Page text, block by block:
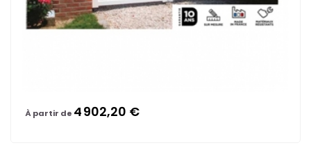
À partir de 4 902,20 €